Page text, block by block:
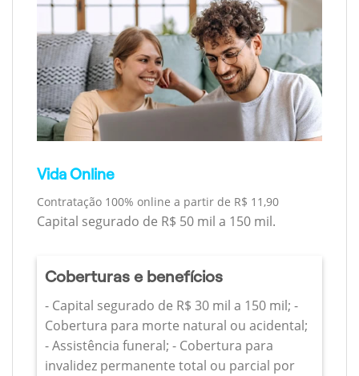
Vida Online
Contratação 100% online a partir de R$ 11,90
Capital segurado de R$ 50 mil a 150 mil.
Coberturas e benefícios
- Capital segurado de R$ 30 mil a 150 mil; -
Cobertura para morte natural ou acidental;
- Assistência funeral; - Cobertura para
invalidez permanente total ou parcial por